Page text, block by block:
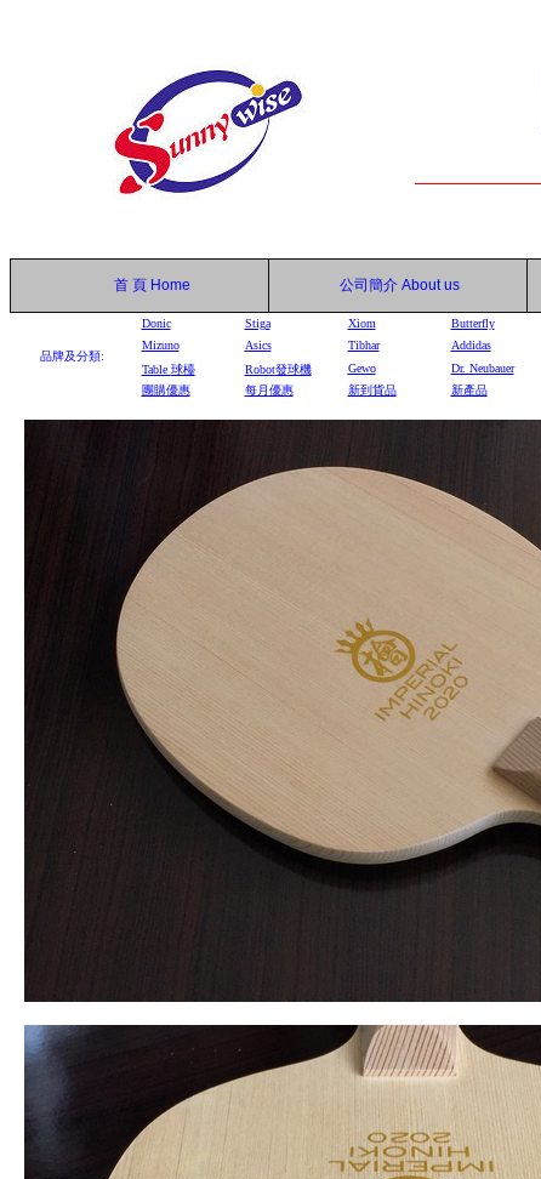
首 頁 Home 公司簡介 About us
品牌及分類:
Donic Stiga Xiom Butterfly
Mizuno
Asics Tibhar Addidas
Table 球檯 Robot發球機 Gewo Dr. Neubauer
團購優惠
每月優惠 新到貨品 新產品